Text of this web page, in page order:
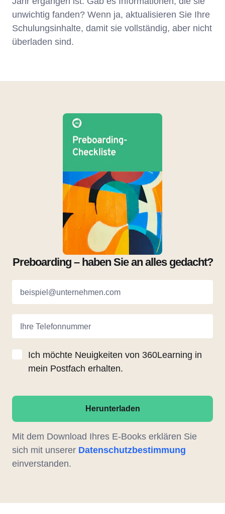
unwichtig fanden? Wenn ja, aktualisieren Sie Ihre
Schulungsinhalte, damit sie vollständig, aber nicht
überladen sind.
Preboarding – haben Sie an alles gedacht?
beispiel@unternehmen.com
Ihre Telefonnummer
Ich möchte Neuigkeiten von 360Learning in
mein Postfach erhalten.
Herunterladen
Mit dem Download Ihres E-Books erklären Sie
sich mit unserer Datenschutzbestimmung
einverstanden.